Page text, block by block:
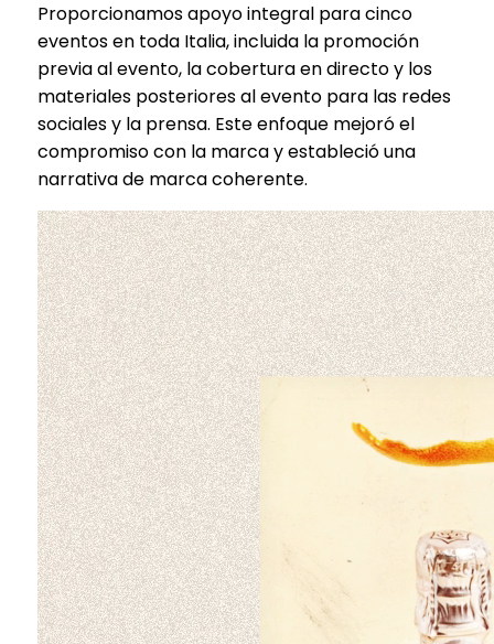
Proporcionamos apoyo integral para cinco
eventos en toda Italia, incluida la promoción
previa al evento, la cobertura en directo y los
materiales posteriores al evento para las redes
sociales y la prensa. Este enfoque mejoró el
compromiso con la marca y estableció una
narrativa de marca coherente.